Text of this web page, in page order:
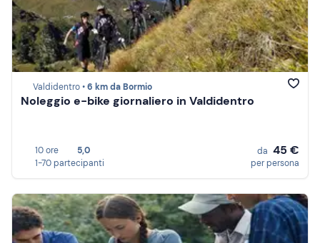
Valdidentro •6 km da Bormio
Noleggio e-bike giornaliero in Valdidentro
10 ore
5,0
1-70 partecipanti
da 45 €
per persona